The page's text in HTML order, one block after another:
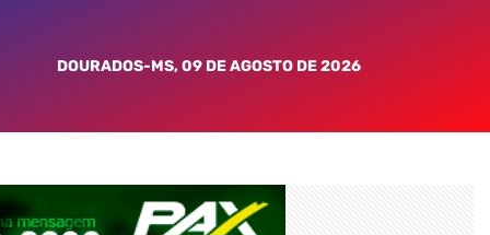
DOURADOS-MS, 09 DE AGOSTO DE 2026